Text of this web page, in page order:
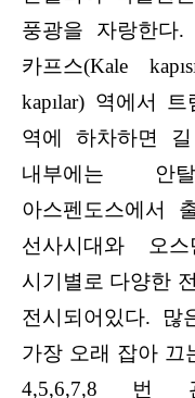
풍광을 자랑한다
카프스(Kale
kapılar) 역에서
역에 하차하면
내부에는 안
아스펜도스에서
선사시대와 오
시기별로 다양한
전시되어있다. 많
가장 오래 잡아 끄
4,5,6,7,8 번